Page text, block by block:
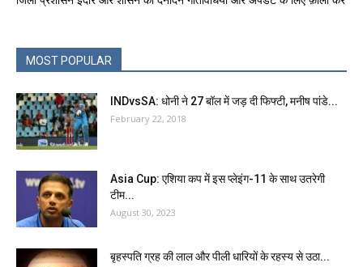
MOST POPULAR
INDvsSA: धोनी ने 27 बॉल में जड़ दी फिफ्टी, मनीष पांडे...
February 22, 2018
Asia Cup: एशिया कप में इस प्लेइंग-11 के साथ उतरेगी
टीम...
August 30, 2023
बृहस्पति ग्रह की लाल और पीली धारियों के रहस्य से उठा...